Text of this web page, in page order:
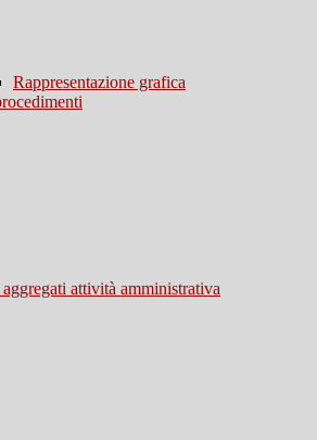
Rappresentazione grafica
attività amministrativa